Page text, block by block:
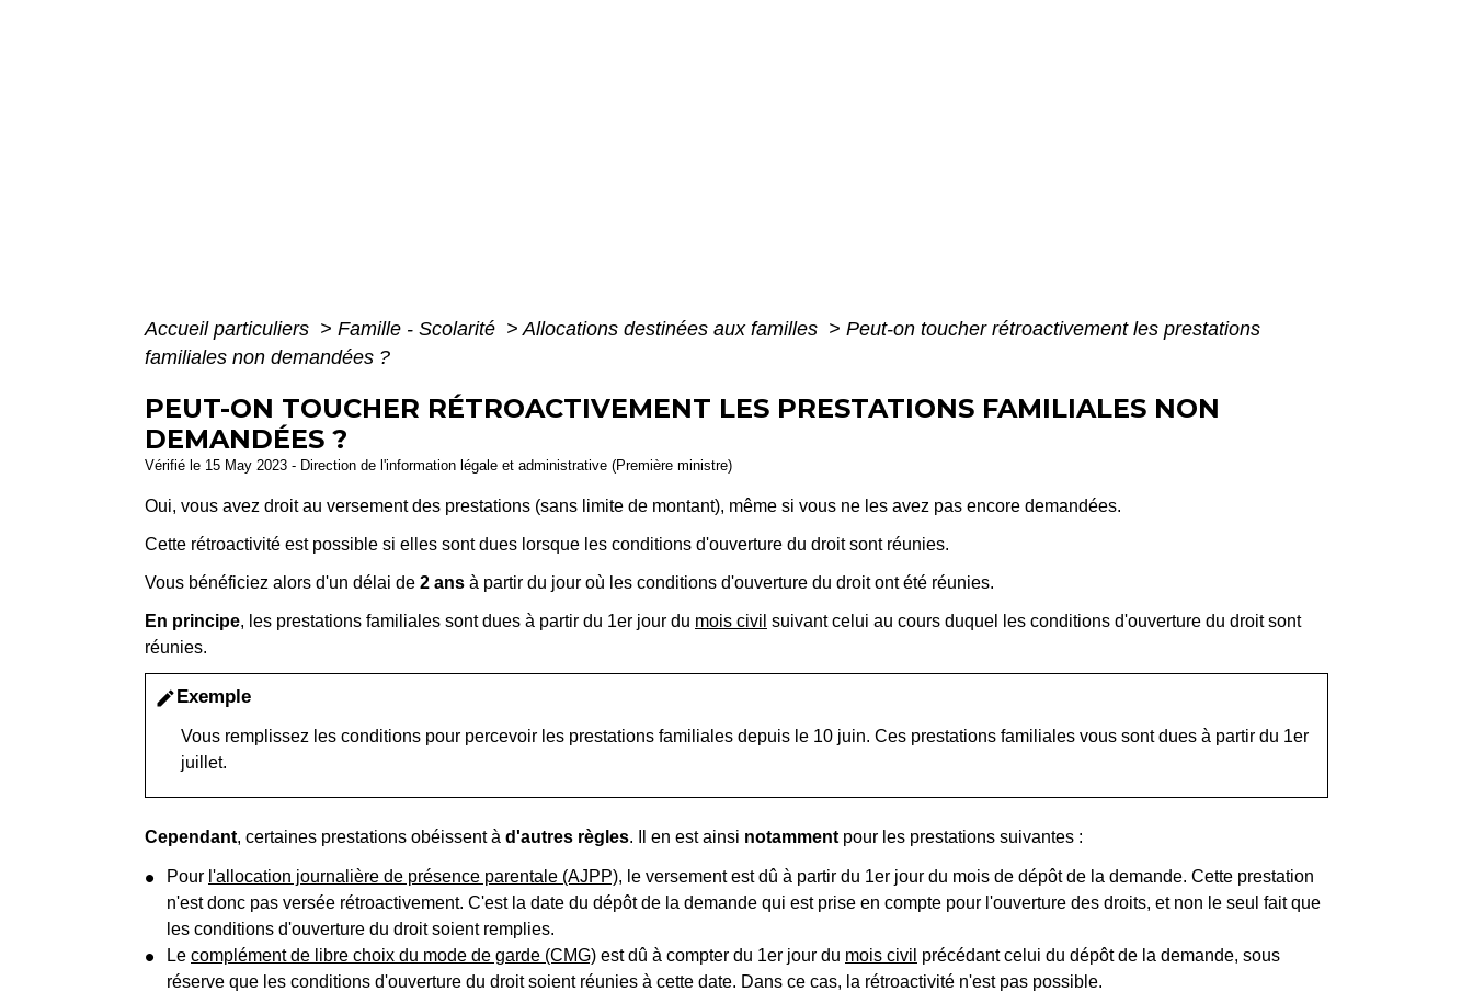
Accueil particuliers > Famille - Scolarité > Allocations destinées aux familles > Peut-on toucher rétroactivement les prestations
familiales non demandées ?
PEUT-ON TOUCHER RÉTROACTIVEMENT LES PRESTATIONS FAMILIALES NON
DEMANDÉES ?
Vérifié le 15 May 2023 - Direction de l'information légale et administrative (Première ministre)
Oui, vous avez droit au versement des prestations (sans limite de montant), même si vous ne les avez pas encore demandées.
Cette rétroactivité est possible si elles sont dues lorsque les conditions d'ouverture du droit sont réunies.
Vous bénéficiez alors d'un délai de 2 ans à partir du jour où les conditions d'ouverture du droit ont été réunies.
En principe, les prestations familiales sont dues à partir du 1er jour du mois civil suivant celui au cours duquel les conditions d'ouverture du droit sont
réunies.
edit Exemple
Vous remplissez les conditions pour percevoir les prestations familiales depuis le 10 juin. Ces prestations familiales vous sont dues à partir du 1er
juillet.
Cependant, certaines prestations obéissent à d'autres règles. Il en est ainsi notamment pour les prestations suivantes :
Pour l'allocation journalière de présence parentale (AJPP), le versement est dû à partir du 1er jour du mois de dépôt de la demande. Cette prestation
n'est donc pas versée rétroactivement. C'est la date du dépôt de la demande qui est prise en compte pour l'ouverture des droits, et non le seul fait que
les conditions d'ouverture du droit soient remplies.
Le complément de libre choix du mode de garde (CMG) est dû à compter du 1er jour du mois civil précédant celui du dépôt de la demande, sous
réserve que les conditions d'ouverture du droit soient réunies à cette date. Dans ce cas, la rétroactivité n'est pas possible.